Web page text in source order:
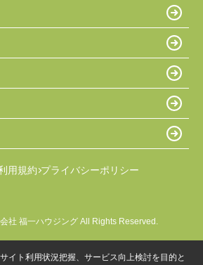
用規約 プライバシーポリシー
社 福一ハウジング All Rights Reserved.
イト利用状況把握、サービス向上検討を目的と